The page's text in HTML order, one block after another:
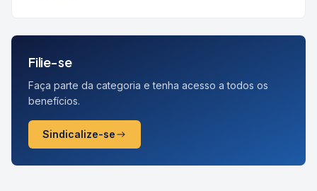
Filie-se
Faça parte da categoria e tenha acesso a todos os
benefícios.
Sindicalize-se